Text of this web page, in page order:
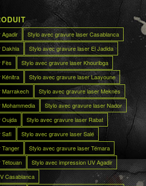
Stylo avec gravure laser Casablanca
Dakhla
Stylo avec gravure laser El Jadida
Fès
Stylo avec gravure laser Khouribga
Stylo avec gravure laser Laayoune
Marrakech
Stylo avec gravure laser Meknès
Stylo avec gravure laser Nador
Oujda
Stylo avec gravure laser Rabat
Safi
Stylo avec gravure laser Salé
Stylo avec gravure laser Témara
Stylo avec impression UV Agadir
Casablanca